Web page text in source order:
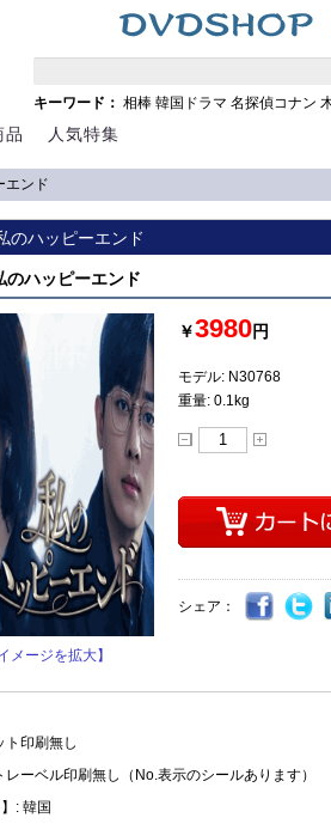
キーワード： 相棒 韓国ドラマ 名探偵コナン
品 人気特集
エンド
のハッピーエンド
のハッピーエンド
イメージを拡大】
￥3980円
モデル: N30768
重量: 0.1kg
シェア：
ト印刷無し
レーベル印刷無し（No.表示のシールあります）
】: 韓国